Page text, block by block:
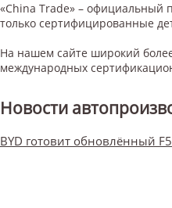
«China Trade» – официальный
только сертифицированные
На нашем сайте широкий
международных
Новости
BYD готовит обновлённый F5